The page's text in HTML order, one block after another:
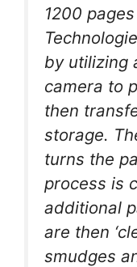
1200
by utilizing
camera to
then
storage.
turns the
process is
additional
are then
smudges